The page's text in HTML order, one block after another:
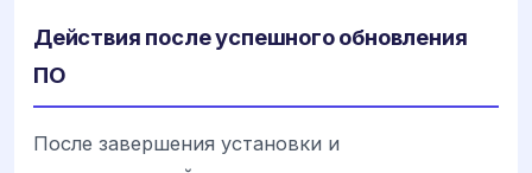
Действия после успешного обновления
ПО
После завершения установки и